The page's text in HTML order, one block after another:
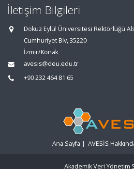
İletişim Bilgileri
Dokuz Eylül Üniversitesi Rektörlüğü
Cumhuriyet Blv, 35220
İzmir/Konak
avesis@deu.edu.tr
+90 232 464 81 65
Ana Sayfa | AVESİS
Akademik Veri Yönetim